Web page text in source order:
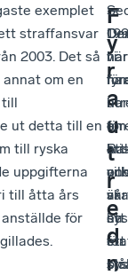
exemplet
straffansvar
2003. Det så
om en
till
ut detta till en
till ryska
uppgifterna
till åtta års
för
–
här
om
är
ett
–
Om
vi
i
en
för
F
y
r
a
u
t
r
e
d
n
har
att
ska
ha
ett